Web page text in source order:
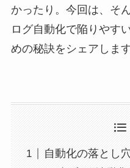
かったり。今回は、そ
ログ自動化で陥りやす
めの秘訣をシェアします
自動化の落とし